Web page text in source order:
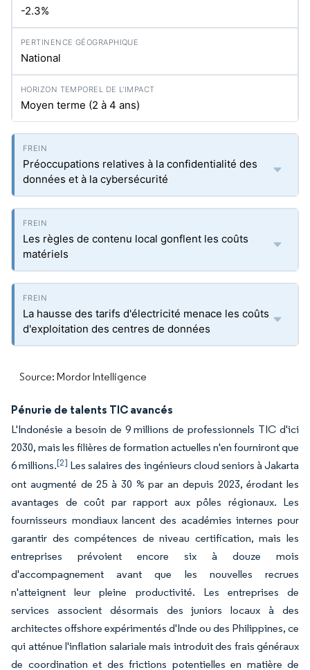
-2.3%
National
Moyen terme (2 à 4 ans)
Préoccupations relatives à la confidentialité des
données et à la cybersécurité
Les règles de contenu local gonflent les coûts
matériels
La hausse des tarifs d'électricité menace les coûts
d'exploitation des centres de données
Source: Mordor Intelligence
Pénurie de talents TIC avancés
L'Indonésie a besoin de 9 millions de professionnels TIC d'ici
2030, mais les filières de formation actuelles n'en fourniront que
6 millions.[2] Les salaires des ingénieurs cloud seniors à Jakarta
ont augmenté de 25 à 30 % par an depuis 2023, érodant les
avantages de coût par rapport aux pôles régionaux. Les
fournisseurs mondiaux lancent des académies internes pour
garantir des compétences de niveau certification, mais les
entreprises prévoient encore six à douze mois
d'accompagnement avant que les nouvelles recrues
n'atteignent leur pleine productivité. Les entreprises de
services associent désormais des juniors locaux à des
architectes offshore expérimentés d'Inde ou des Philippines, ce
qui atténue l'inflation salariale mais introduit des frais généraux
de coordination et des frictions potentielles en matière de